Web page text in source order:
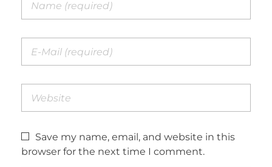
Save my name, email, and website in this
browser for the next time I comment.